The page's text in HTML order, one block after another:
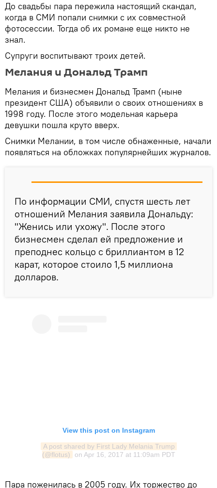
До свадьбы пара пережила настоящий скандал,
когда в СМИ попали снимки с их совместной
фотосессии. Тогда об их романе еще никто не
знал.
Супруги воспитывают троих детей.
Мелания и Дональд Трамп
Мелания и бизнесмен Дональд Трамп (ныне
президент США) объявили о своих отношениях в
1998 году. После этого модельная карьера
девушки пошла круто вверх.
Снимки Мелании, в том числе обнаженные, начали
появляться на обложках популярнейших журналов.
По информации СМИ, спустя шесть лет
отношений Мелания заявила Дональду:
"Женись или ухожу". После этого
бизнесмен сделал ей предложение и
преподнес кольцо с бриллиантом в 12
карат, которое стоило 1,5 миллиона
долларов.
View this post on Instagram
A post shared by First Lady Melania Trump
(@flotus)
on Apr 16, 2017 at 11:09am PDT
Пара поженилась в 2005 году. Их торжество до